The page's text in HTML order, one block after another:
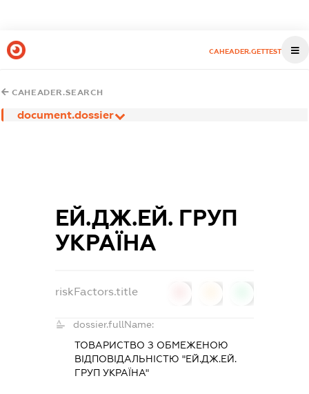
CAHEADER.GETTEST
CAHEADER.SEARCH
document.dossier
ЕЙ.ДЖ.ЕЙ. ГРУП
УКРАЇНА
riskFactors.title
dossier.fullName:
ТОВАРИСТВО З ОБМЕЖЕНОЮ
ВІДПОВІДАЛЬНІСТЮ "ЕЙ.ДЖ.ЕЙ.
ГРУП УКРАЇНА"